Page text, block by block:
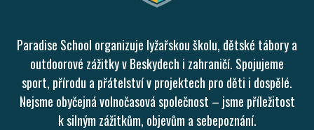
Paradise School organizuje lyžařskou školu, dětské tábory a
outdoorové zážitky v Beskydech i zahraničí. Spojujeme
sport, přírodu a přátelství v projektech pro děti i dospělé.
Nejsme obyčejná volnočasová společnost – jsme příležitost
k silným zážitkům, objevům a sebepoznání.